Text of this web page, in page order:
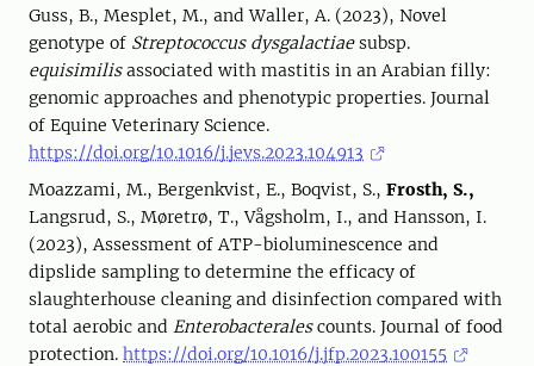
Guss, B., Mesplet, M., and Waller, A. (2023), Novel
genotype of Streptococcus dysgalactiaesubsp.
equisimilisassociated with mastitis in an Arabian filly:
genomic approaches and phenotypic properties. Journal
of Equine Veterinary Science.
https://doi.org/10.1016/j.jevs.2023.104913
Moazzami, M., Bergenkvist, E., Boqvist, S., Frosth, S.,
Langsrud, S., Møretrø, T., Vågsholm, I., and Hansson, I.
(2023), Assessment of ATP-bioluminescence and
dipslide sampling to determine the efficacy of
slaughterhouse cleaning and disinfection compared with
total aerobic and Enterobacteralescounts. Journal of food
protection. https://doi.org/10.1016/j.jfp.2023.100155